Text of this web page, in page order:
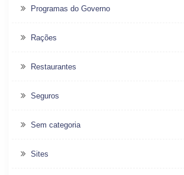
Programas do Governo
Rações
Restaurantes
Seguros
Sem categoria
Sites